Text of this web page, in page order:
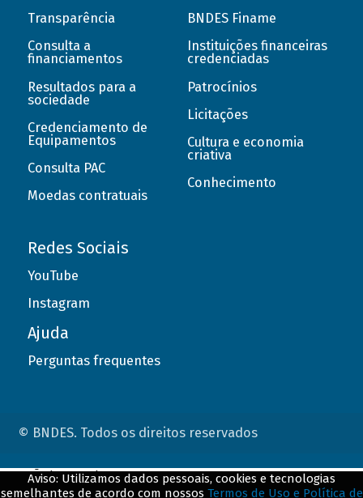
Transparência
Consulta a
financiamentos
Resultados para a
sociedade
Credenciamento de
Equipamentos
Consulta PAC
Moedas contratuais
BNDES Finame
Instituições financeiras
credenciadas
Patrocínios
Licitações
Cultura e economia
criativa
Conhecimento
Redes Sociais
YouTube
Instagram
Ajuda
Perguntas frequentes
© BNDES. Todos os direitos reservados
Aviso: Utilizamos dados pessoais, cookies e tecnologias
semelhantes de acordo com nossos Termos de Uso e Política de
ConteÃºdo complementar